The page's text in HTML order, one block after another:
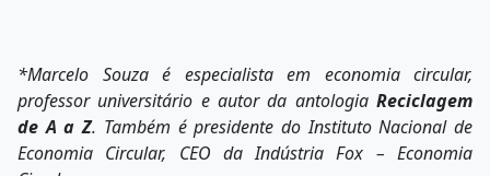
*Marcelo Souza é especialista em economia circular,
professor universitário e autor da antologia Reciclagem
de A a Z. Também é presidente do Instituto Nacional de
Economia Circular, CEO da Indústria Fox – Economia